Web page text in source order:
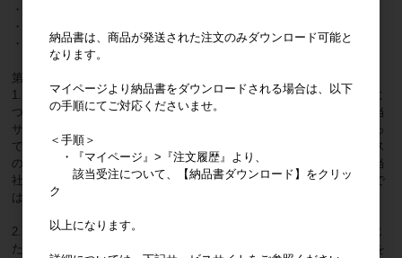
・その他やむを得ない事由があると当社が判断した場合
・他の会員への迷惑行為等がある場合
・当会員向け価格の漏洩がある場合
第7条（免責）
1.当社は、会員に事前の通知・予告なく、当サービスの一部又は全てに
ついて内容の変更・中断・停止・廃止をすることができるものとし、当
サービスの内容の変更・中断・遅滞・中止又は会員登録の抹消等によっ
て発生する損害について、一切の責任を負いません。また、当サービス
の内容の変更・中断・遅滞・中止、又は会員の登録抹消を行う場合、当
社は、これを行うこと又は行わないことに関し何らの責任も負うもので
はありません。
2.当サービスの利用にあたり、会員間又は会員・第三者間で紛争が生じ
た場合、当社は、当社の責めに帰すべき事由による場合を除き、責任を
納品書は、商品が発送された注文のみダウンロード可能と
なります。
マイページより納品書をダウンロードされる場合は、以下
の手順にてご対応くださいませ。
＜手順＞
・『マイページ』>『注文履歴』より、
該当受注について、【納品書ダウンロード】をクリッ
ク
以上になります。